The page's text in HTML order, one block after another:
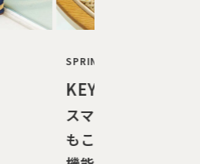
SPRING ACCESSORYS_06
KEY COVER
スマートキーを守り
もこなす。